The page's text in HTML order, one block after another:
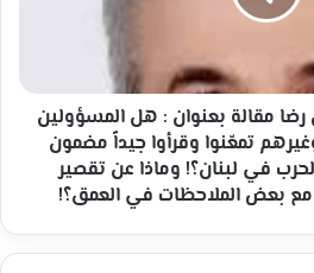
مقالة بعنوان : هل المسؤولين
تمعّنوا وقرأوا جيداً مضمون
في لبنان؟! وماذا عن تقصير
مع بعض الملاحظات في العمق؟!